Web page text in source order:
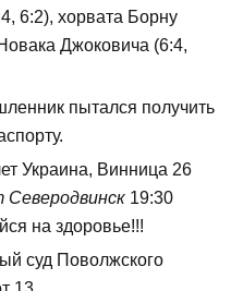
6:2), хорвата Борну
Джоковича (6:4,
пытался получить
Украина, Винница 26
Северодвинск 19:30
на здоровье!!!
суд Поволжского